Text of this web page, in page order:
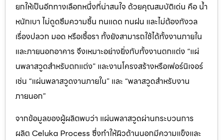
ยกให้เป็นอีกทางเลือกหนึ่งที่น่าสนใจ ด้วยคุณสมบัติเด่น คือ น้ำ
หนักเบา ไม่ดูดซึมความชื้น ทนแดด ทนฝน และไม่ต้องกังวล
เรื่องปลวก มอด หรือเชื้อรา ทั้งยังสามารถใช้ได้ทั้งงานภายใน
และภายนอกอาคาร จึงเหมาะอย่างยิ่งกับทั้งงานตกแต่ง “แผ่
นพลาสวูดสำหรับตกแต่ง” และงานโครงสร้างหรือเฟอร์นิเจอร์
เช่น “แผ่นพลาสวูดงานภายใน” และ “พลาสวูดสำหรับงาน
ภายนอก”
จากข้อมูลของผู้ผลิตพบว่า แผ่นพลาสวูดผ่านกระบวนการ
ผลิต Celuka Process ซึ่งทำให้ผิวด้านนอกมีความแข็งและ